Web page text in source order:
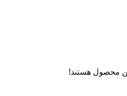
محصول هستند!